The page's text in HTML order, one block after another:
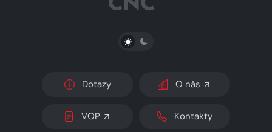
PŘEPNOUT SVĚTLÝ/TMAVÝ REŽIM
Dotazy O nás
VOP Kontakty